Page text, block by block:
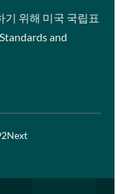
위해 미국 국립표
and
Next